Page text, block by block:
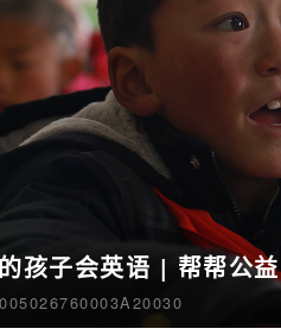
孩子会英语 | 帮帮公益